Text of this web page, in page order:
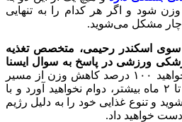
شود و اگر هر کدام را به تنهایی
دچار مشکل می‌شوید.
اسکندر رحیمی، متخصص تغذیه
ورزشی در پاسخ به سوال ایسنا
اگر بخواهید ۱۰۰ درصد کاهش وزن از مسیر
رژیم غذایی باشد پس از یک تا ۲ ماه بیشتر، دوام نخواهید آورد و با
و تنوع غذایی خود را به دلیل رژیم
خواهید داد.